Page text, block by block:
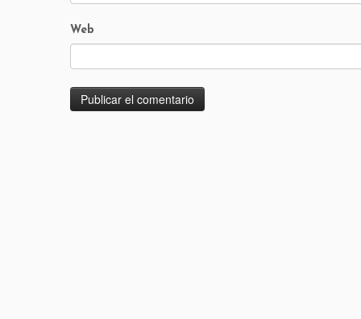
Web